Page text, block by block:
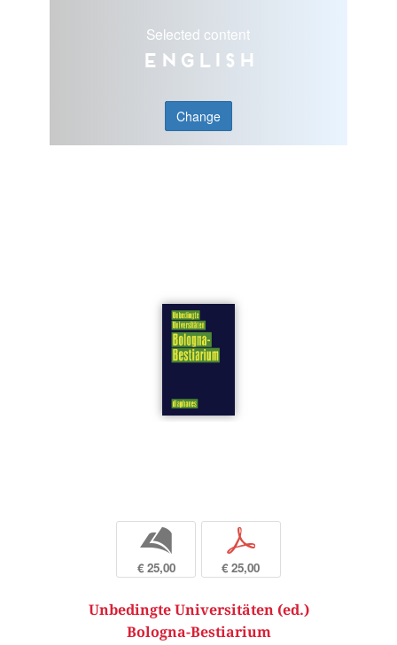
Selected content
English
Change
b
€ 25,00
p
€ 25,00
Unbedingte Universitäten (ed.)
Bologna-Bestiarium